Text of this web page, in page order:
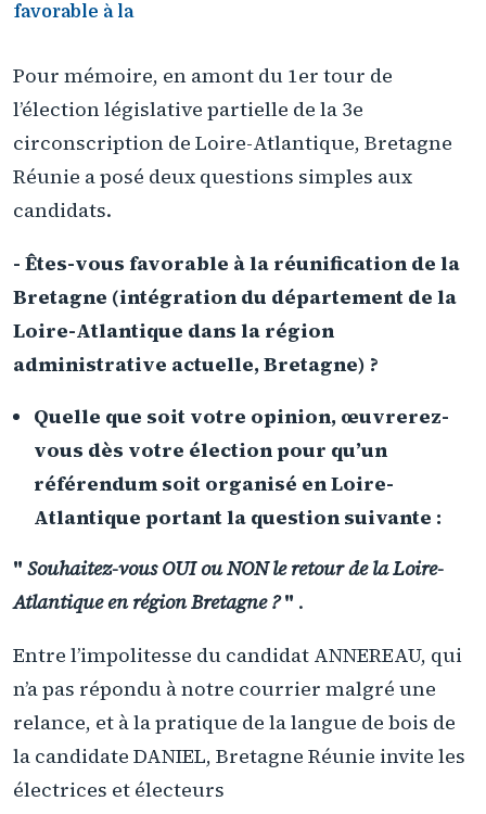
favorable à la
Pour mémoire, en amont du 1er tour de
l’élection législative partielle de la 3e
circonscription de Loire-Atlantique, Bretagne
Réunie a posé deux questions simples aux
candidats.
- Êtes-vous favorable à la réunification de la
Bretagne (intégration du département de la
Loire-Atlantique dans la région
administrative actuelle, Bretagne) ?
Quelle que soit votre opinion, œuvrerez-
vous dès votre élection pour qu’un
référendum soit organisé en Loire-
Atlantique portant la question suivante :
" Souhaitez-vous OUI ou NON le retour de la Loire-
Atlantique en région Bretagne ?" .
Entre l’impolitesse du candidat ANNEREAU, qui
n’a pas répondu à notre courrier malgré une
relance, et à la pratique de la langue de bois de
la candidate DANIEL, Bretagne Réunie invite les
électrices et électeurs